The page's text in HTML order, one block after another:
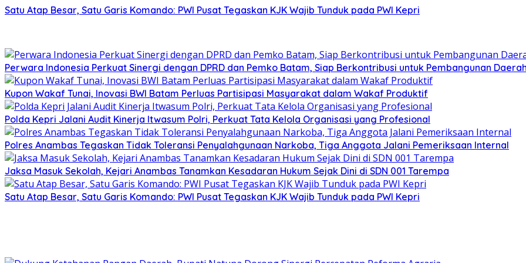
Satu Atap Besar, Satu Garis Komando: PWI Pusat Tegaskan KJK Wajib Tunduk pada PWI Kepri
Perwara Indonesia Perkuat Sinergi dengan DPRD dan Pemko Batam, Siap Berkontribusi untuk Pembangunan
Kupon Wakaf Tunai, Inovasi BWI Batam Perluas Partisipasi Masyarakat dalam Wakaf Produktif
Polda Kepri Jalani Audit Kinerja Itwasum Polri, Perkuat Tata Kelola Organisasi yang Profesional
Polres Anambas Tegaskan Tidak Toleransi Penyalahgunaan Narkoba, Tiga Anggota Jalani Pemeriksaan Internal
Jaksa Masuk Sekolah, Kejari Anambas Tanamkan Kesadaran Hukum Sejak Dini di SDN 001 Tarempa
Satu Atap Besar, Satu Garis Komando: PWI Pusat Tegaskan KJK Wajib Tunduk pada PWI Kepri